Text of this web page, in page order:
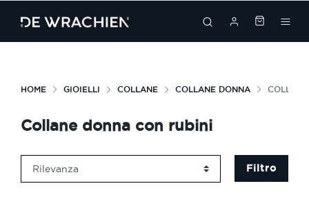
search
HOME GIOIELLI COLLANE COLLANE DONNA
Collane donna con rubini
Filtro